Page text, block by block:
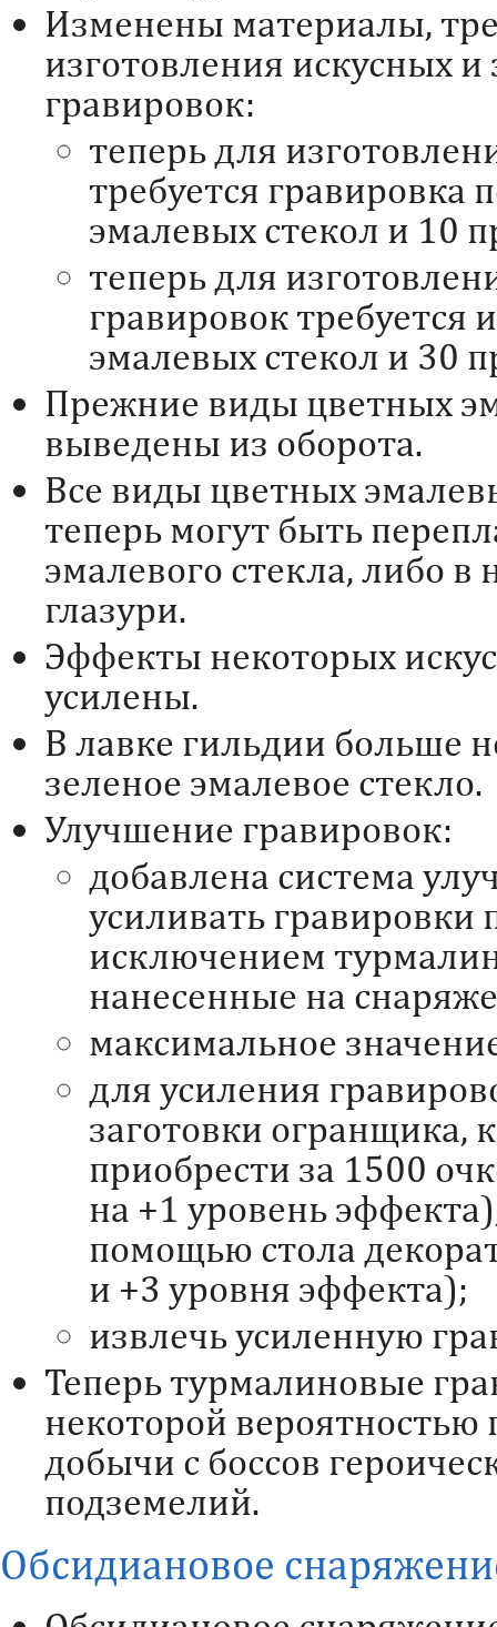
Изменены материалы,
изготовления искусных
гравировок:
теперь для
требуется гравировка
эмалевых стекол и 10
теперь для
гравировок требуется
эмалевых стекол и 30
Прежние виды цветных
выведены из оборота.
Все виды цветных
теперь могут быть
эмалевого стекла, либо
глазури.
Эффекты некоторых
усилены.
В лавке гильдии больше
зеленое эмалевое стекло.
Улучшение гравировок:
добавлена система
усиливать гравировки
исключением
нанесенные на
максимальное
для усиления
заготовки огранщика,
приобрести за 1500
на +1 уровень
помощью стола
и +3 уровня эффекта);
извлечь усиленную
Теперь турмалиновые
некоторой вероятностью
добычи с боссов
подземелий.
Обсидиановое